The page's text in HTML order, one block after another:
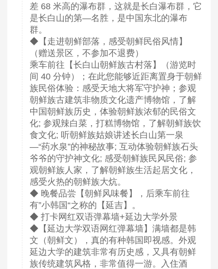
差 68 米高的瀑布群，这就是长白瀑布群，它
是长白山的第—名胜，是中国东北的瀑布
群。
◆【走进朝鲜部落，感受朝鲜民俗风情】
（赠送景区，不参加不退费）
乘车前往【长白山朝鲜族古村落】（游览时
间 40 分钟）；在此您能够近距离置身于朝鲜
族民俗体验：感受天地大将军守护神；参观
朝鲜族古建筑非物质文化遗产博物馆，了解
中国朝鲜族历史，体验朝鲜族浓郁的民俗文
化; 参观辣白菜，打糕博物馆，了解朝鲜族饮
食文化; 听朝鲜族姑娘讲述长白山第一泉
—“药水泉”的神秘故事; 互动体验朝鲜族石头
爷爷的守护神文化; 感受朝鲜族民风民俗; 参
观朝鲜族人家，了解朝鲜族生活起居文化，
感受火热的朝鲜族大炕。
◆ 晚餐品尝【朝鲜风味餐】，后乘车前往
有”小韩国“之称的【延吉】。
◆ 打卡网红双语弹幕墙+延边大学外景
◆【延边大学双语网红弹幕墙】满墙都是韩
文（朝鲜文），真的有种韩国即视感。外观
延边大学的建筑非常有历史感，又具有朝鲜
族传统建筑风格，非常值得一游。入住酒